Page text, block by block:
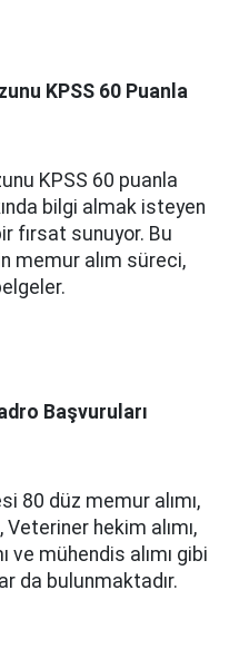
KPSS 60 Puanla
KPSS 60 puanla
bilgi almak isteyen
fırsat sunuyor. Bu
memur alım süreci,
Başvuruları
80 düz memur alımı,
Veteriner hekim alımı,
ve mühendis alımı gibi
da bulunmaktadır.